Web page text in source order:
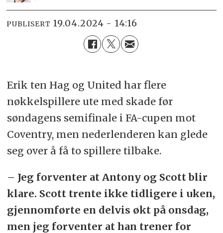
PUBLISERT 19.04.2024 - 14:16
Erik ten Hag og United har flere
nøkkelspillere ute med skade før
søndagens semifinale i FA-cupen mot
Coventry, men nederlenderen kan glede
seg over å få to spillere tilbake.
– Jeg forventer at Antony og Scott blir
klare. Scott trente ikke tidligere i uken,
gjennomførte en delvis økt på onsdag,
men jeg forventer at han trener for